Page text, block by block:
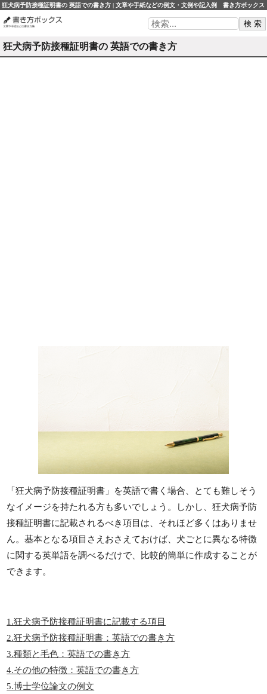
狂犬病予防接種証明書の 英語での書き方 | 文章や手紙などの例文・文例や記入例 書き方ボックス
狂犬病予防接種証明書の 英語での書き方
「狂犬病予防接種証明書」を英語で書く場合、とても難しそう
なイメージを持たれる方も多いでしょう。しかし、狂犬病予防
接種証明書に記載されるべき項目は、それほど多くはありませ
ん。基本となる項目さえおさえておけば、犬ごとに異なる特徴
に関する英単語を調べるだけで、比較的簡単に作成することが
できます。
1.狂犬病予防接種証明書に記載する項目
2.狂犬病予防接種証明書：英語での書き方
3.種類と毛色：英語での書き方
4.その他の特徴：英語での書き方
5.博士学位論文の例文